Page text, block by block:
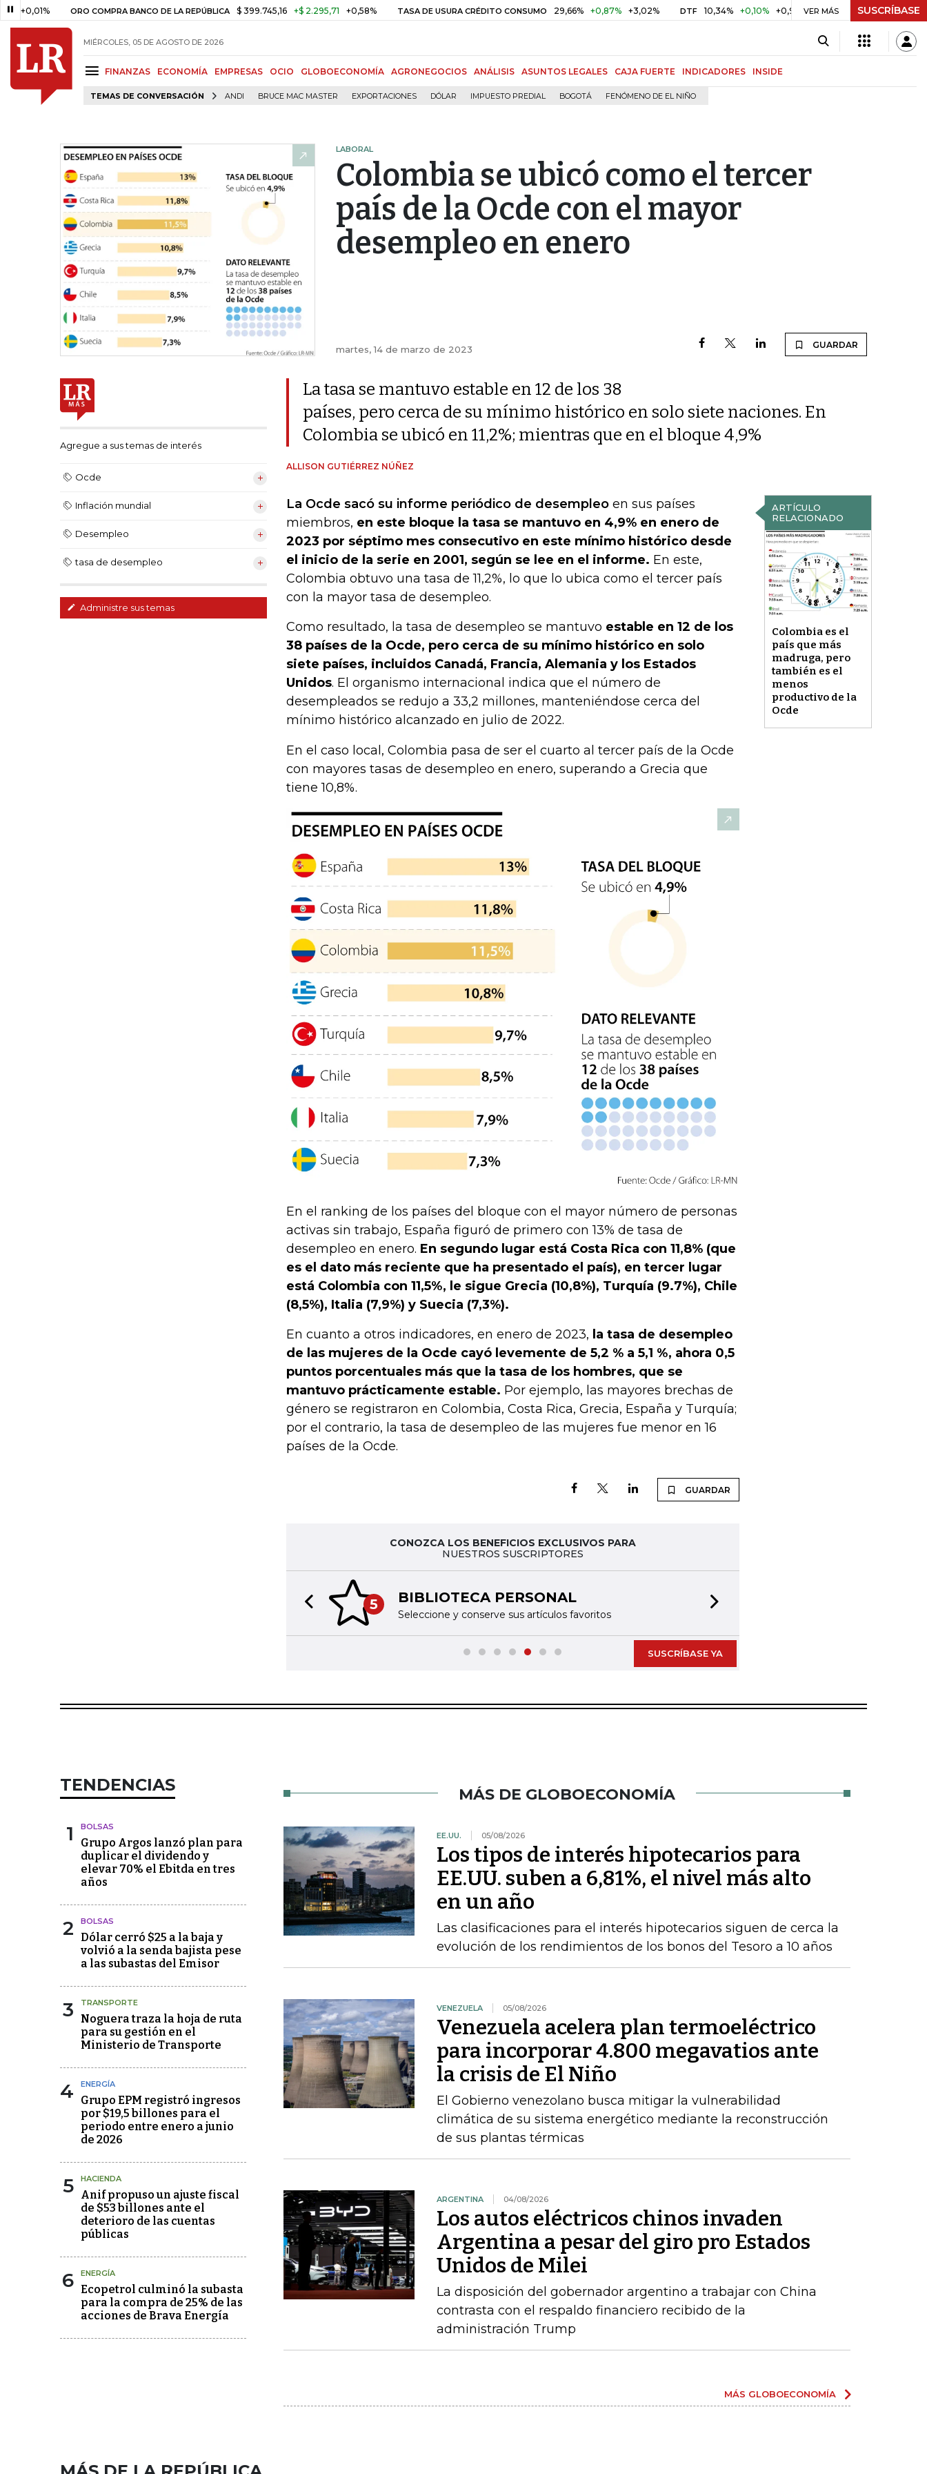
ORO COMPRA BANCO DE LA REPÚBLICA $ 399.745,16 +$ 2.295,71 +0,58% TASA DE USURA CRÉDITO CONSUMO 29,66% +0,87% +3,02% DTF 10,34% +0,10% +0,98% UVR $ 416,81 +$ 0,05 +0,01%
VER MÁS SUSCRÍBASE
MIÉRCOLES, 05 DE AGOSTO DE 2026
FINANZAS ECONOMÍA EMPRESAS OCIO GLOBOECONOMÍA AGRONEGOCIOS ANÁLISIS ASUNTOS LEGALES CAJA FUERTE INDICADORES INSIDE
TEMAS DE CONVERSACIÓN ANDI BRUCE MAC MASTER EXPORTACIONES DÓLAR IMPUESTO PREDIAL BOGOTÁ FENÓMENO DE EL NIÑO
LABORAL
Colombia se ubicó como el tercer
país de la Ocde con el mayor
desempleo en enero
martes, 14 de marzo de 2023 GUARDAR
Agregue a sus temas de interés
Ocde
Inflación mundial
Desempleo
tasa de desempleo
Administre sus temas
La tasa se mantuvo estable en 12 de los 38
países, pero cerca de su mínimo histórico en solo siete naciones. En
Colombia se ubicó en 11,2%; mientras que en el bloque 4,9%
ALLISON GUTIÉRREZ NÚÑEZ
ARTÍCULO
RELACIONADO
Colombia es el
país que más
madruga, pero
también es el
menos
productivo de la
Ocde
La Ocde sacó su informe periódico de desempleo en sus países
miembros, en este bloque la tasa se mantuvo en 4,9% en enero de
2023 por séptimo mes consecutivo en este mínimo histórico desde
el inicio de la serie en 2001, según se lee en el informe. En este,
Colombia obtuvo una tasa de 11,2%, lo que lo ubica como el tercer país
con la mayor tasa de desempleo.
Como resultado, la tasa de desempleo se mantuvo estable en 12 de los
38 países de la Ocde, pero cerca de su mínimo histórico en solo
siete países, incluidos Canadá, Francia, Alemania y los Estados
Unidos. El organismo internacional indica que el número de
desempleados se redujo a 33,2 millones, manteniéndose cerca del
mínimo histórico alcanzado en julio de 2022.
En el caso local, Colombia pasa de ser el cuarto al tercer país de la Ocde
con mayores tasas de desempleo en enero, superando a Grecia que
tiene 10,8%.
En el ranking de los países del bloque con el mayor número de personas
activas sin trabajo, España figuró de primero con 13% de tasa de
desempleo en enero. En segundo lugar está Costa Rica con 11,8% (que
es el dato más reciente que ha presentado el país), en tercer lugar
está Colombia con 11,5%, le sigue Grecia (10,8%), Turquía (9.7%), Chile
(8,5%), Italia (7,9%) y Suecia (7,3%).
En cuanto a otros indicadores, en enero de 2023, la tasa de desempleo
de las mujeres de la Ocde cayó levemente de 5,2 % a 5,1 %, ahora 0,5
puntos porcentuales más que la tasa de los hombres, que se
mantuvo prácticamente estable. Por ejemplo, las mayores brechas de
género se registraron en Colombia, Costa Rica, Grecia, España y Turquía;
por el contrario, la tasa de desempleo de las mujeres fue menor en 16
países de la Ocde.
GUARDAR
CONOZCA LOS BENEFICIOS EXCLUSIVOS PARA
NUESTROS SUSCRIPTORES
5 BIBLIOTECA PERSONAL
Seleccione y conserve sus artículos favoritos
Previous slide
SUSCRÍBASE YA
TENDENCIAS
1 BOLSAS
Grupo Argos lanzó plan para
duplicar el dividendo y
elevar 70% el Ebitda en tres
años
2 BOLSAS
Dólar cerró $25 a la baja y
volvió a la senda bajista pese
a las subastas del Emisor
3 TRANSPORTE
Noguera traza la hoja de ruta
para su gestión en el
Ministerio de Transporte
4 ENERGÍA
Grupo EPM registró ingresos
por $19,5 billones para el
periodo entre enero a junio
de 2026
5 HACIENDA
Anif propuso un ajuste fiscal
de $53 billones ante el
deterioro de las cuentas
públicas
6 ENERGÍA
Ecopetrol culminó la subasta
para la compra de 25% de las
acciones de Brava Energía
MÁS DE GLOBOECONOMÍA
EE.UU. 05/08/2026
Los tipos de interés hipotecarios para
EE.UU. suben a 6,81%, el nivel más alto
en un año
Las clasificaciones para el interés hipotecarios siguen de cerca la
evolución de los rendimientos de los bonos del Tesoro a 10 años
VENEZUELA 05/08/2026
Venezuela acelera plan termoeléctrico
para incorporar 4.800 megavatios ante
la crisis de El Niño
El Gobierno venezolano busca mitigar la vulnerabilidad
climática de su sistema energético mediante la reconstrucción
de sus plantas térmicas
ARGENTINA 04/08/2026
Los autos eléctricos chinos invaden
Argentina a pesar del giro pro Estados
Unidos de Milei
La disposición del gobernador argentino a trabajar con China
contrasta con el respaldo financiero recibido de la
administración Trump
MÁS GLOBOECONOMÍA